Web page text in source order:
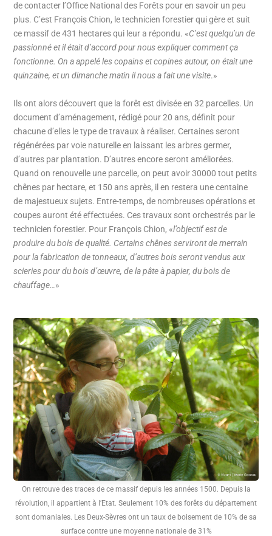
de contacter l’Office National des Forêts pour en savoir un peu
plus. C’est François Chion, le technicien forestier qui gère et suit
ce massif de 431 hectares qui leur a répondu. «C’est quelqu’un de
passionné et il était d’accord pour nous expliquer comment ça
fonctionne. On a appelé les copains et copines autour, on était une
quinzaine, et un dimanche matin il nous a fait une visite.»
Ils ont alors découvert que la forêt est divisée en 32 parcelles. Un
document d’aménagement, rédigé pour 20 ans, définit pour
chacune d’elles le type de travaux à réaliser. Certaines seront
régénérées par voie naturelle en laissant les arbres germer,
d’autres par plantation. D’autres encore seront améliorées.
Quand on renouvelle une parcelle, on peut avoir 30000 tout petits
chênes par hectare, et 150 ans après, il en restera une centaine
de majestueux sujets. Entre-temps, de nombreuses opérations et
coupes auront été effectuées. Ces travaux sont orchestrés par le
technicien forestier. Pour François Chion, «l’objectif est de
produire du bois de qualité. Certains chênes serviront de merrain
pour la fabrication de tonneaux, d’autres bois seront vendus aux
scieries pour du bois d’œuvre, de la pâte à papier, du bois de
chauffage…»
On retrouve des traces de ce massif depuis les années 1500. Depuis la
révolution, il appartient à l’Etat. Seulement 10% des forêts du département
sont domaniales. Les Deux-Sèvres ont un taux de boisement de 10% de sa
surface contre une moyenne nationale de 31%